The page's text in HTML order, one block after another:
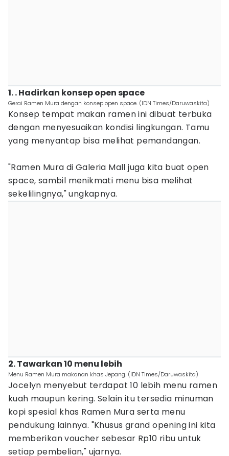
1. . Hadirkan konsep open space
Gerai Ramen Mura dengan konsep open space. (IDN Times/Daruwaskita)
Konsep tempat makan ramen ini dibuat terbuka
dengan menyesuaikan kondisi lingkungan. Tamu
yang menyantap bisa melihat pemandangan.
‎"Ramen Mura di Galeria Mall juga kita buat open
space, sambil menikmati menu bisa melihat
sekelilingnya," ungkapnya.
2. Tawarkan 10 menu lebih
Menu Ramen Mura makanan khas Jepang. (IDN Times/Daruwaskita)
Jocelyn menyebut terdapat 10 lebih menu ramen
kuah maupun kering. Selain itu tersedia minuman
kopi spesial khas Ramen Mura serta menu
pendukung lainnya. "Khusus grand opening ini kita
memberikan voucher sebesar Rp10 ribu untuk
setiap pembelian," ujarnya.